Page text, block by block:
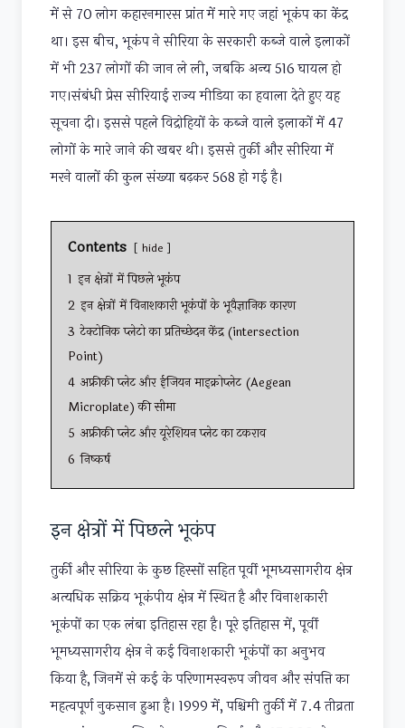
में से 70 लोग कहारनमारस प्रांत में मारे गए जहां भूकंप का केंद्र
था। इस बीच, भूकंप ने सीरिया के सरकारी कब्जे वाले इलाकों
में भी 237 लोगों की जान ले ली, जबकि अन्य 516 घायल हो
गए।संबंधी प्रेस सीरियाई राज्य मीडिया का हवाला देते हुए यह
सूचना दी। इससे पहले विद्रोहियों के कब्जे वाले इलाकों में 47
लोगों के मारे जाने की खबर थी। इससे तुर्की और सीरिया में
मरने वालों की कुल संख्या बढ़कर 568 हो गई है।
Contents hide
1 इन क्षेत्रों में पिछले भूकंप
2 इन क्षेत्रों में विनाशकारी भूकंपों के भूवैज्ञानिक कारण
3 टेक्टोनिक प्लेटो का प्रतिच्छेदन केंद्र (intersection
Point)
4 अफ्रीकी प्लेट और ईजियन माइक्रोप्लेट (Aegean
Microplate) की सीमा
5 अफ्रीकी प्लेट और यूरेशियन प्लेट का टकराव
6 निष्कर्ष
इन क्षेत्रों में पिछले भूकंप
तुर्की और सीरिया के कुछ हिस्सों सहित पूर्वी भूमध्यसागरीय क्षेत्र
अत्यधिक सक्रिय भूकंपीय क्षेत्र में स्थित है और विनाशकारी
भूकंपों का एक लंबा इतिहास रहा है। पूरे इतिहास में, पूर्वी
भूमध्यसागरीय क्षेत्र ने कई विनाशकारी भूकंपों का अनुभव
किया है, जिनमें से कई के परिणामस्वरूप जीवन और संपत्ति का
महत्वपूर्ण नुकसान हुआ है। 1999 में, पश्चिमी तुर्की में 7.4 तीव्रता